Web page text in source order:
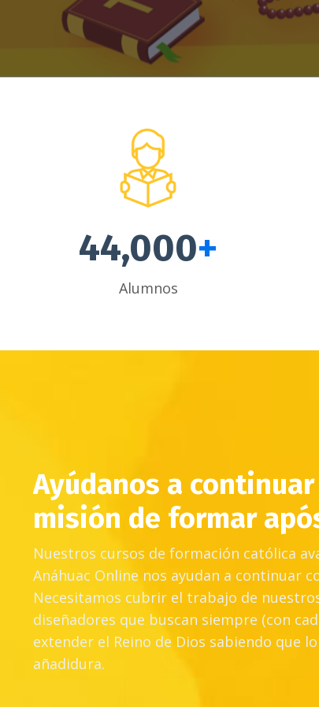
44,000+
Alumnos
Ayúdanos a
misión de formar
Nuestros cursos de formación católica
Anáhuac Online nos ayudan a continuar
Necesitamos cubrir el trabajo de
diseñadores que buscan siempre (con
extender el Reino de Dios sabiendo que
añadidura.